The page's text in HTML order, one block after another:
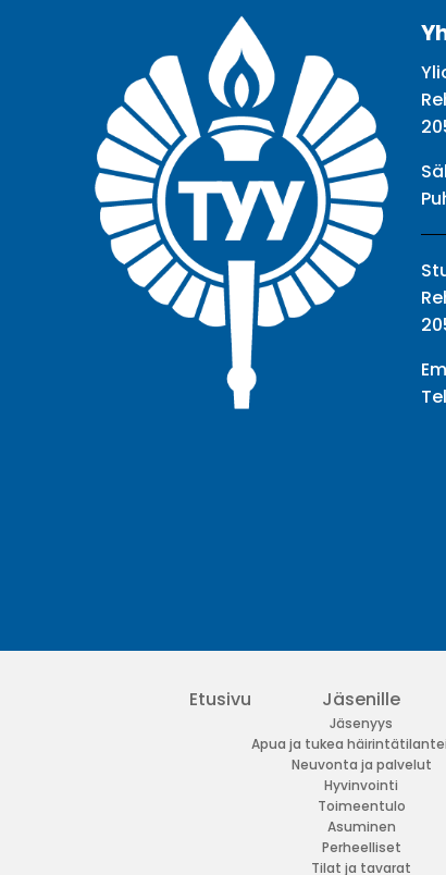
Etusivu Jäsenille
Jäsenyys
Apua ja tukea
Neuvonta ja palvelut
Hyvinvointi
Toimeentulo
Asuminen
Perheelliset
Tilat ja tavarat